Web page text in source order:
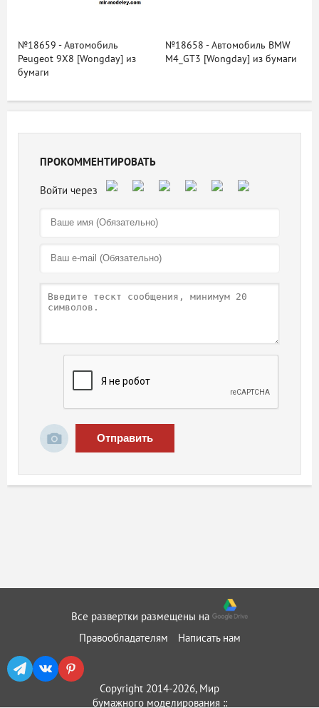
№18659 - Автомобиль
Peugeot 9X8 [Wongday] из
бумаги
№18658 - Автомобиль BMW
M4_GT3 [Wongday] из бумаги
ПРОКОММЕНТИРОВАТЬ
Отправить
Все развертки размещены на
Правообладателям
Написать нам
Copyright 2014-2026, Мир
бумажного моделирования ::